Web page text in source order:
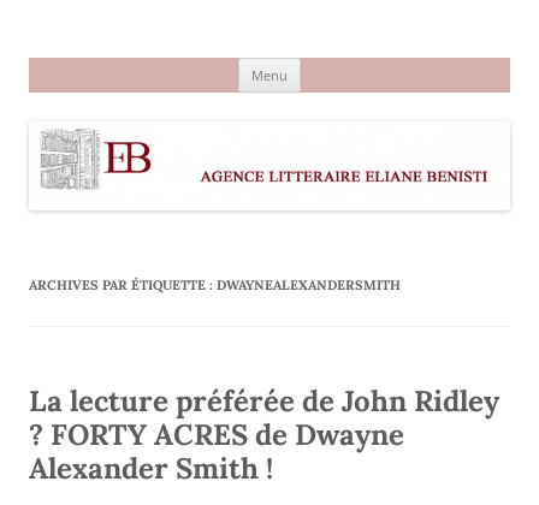
Menu
ARCHIVES PAR ÉTIQUETTE : DWAYNEALEXANDERSMITH
La lecture préférée de John Ridley
? FORTY ACRES de Dwayne
Alexander Smith !